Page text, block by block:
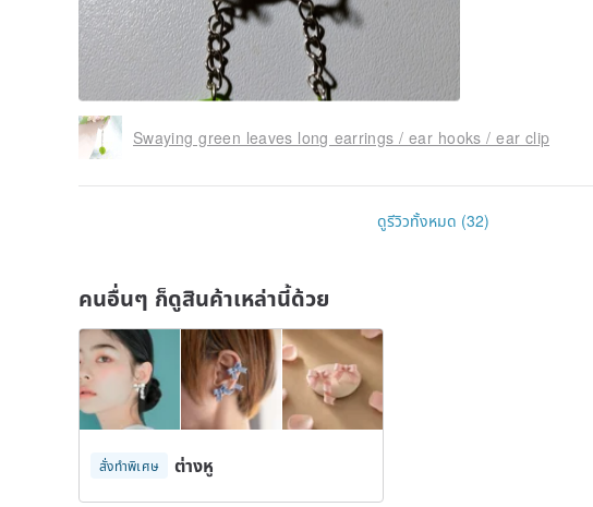
Swaying green leaves long earrings / ear hooks / ear clip
ดูรีวิวทั้งหมด (32)
คนอื่นๆ ก็ดูสินค้าเหล่านี้ด้วย
สั่งทำพิเศษ ต่างหู